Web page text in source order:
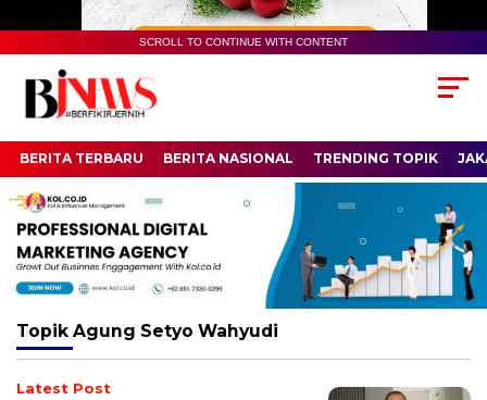
SCROLL TO CONTINUE WITH CONTENT
BERITA TERBARU BERITA NASIONAL TRENDING TOPIK
Topik Agung Setyo Wahyudi
Latest Post